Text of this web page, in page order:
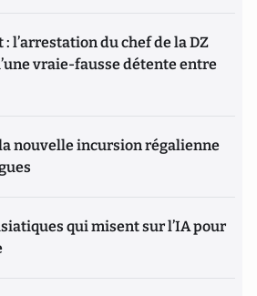
l’arrestation du chef de la DZ
vraie-fausse détente entre
nouvelle incursion régalienne
qui misent sur l’IA pour